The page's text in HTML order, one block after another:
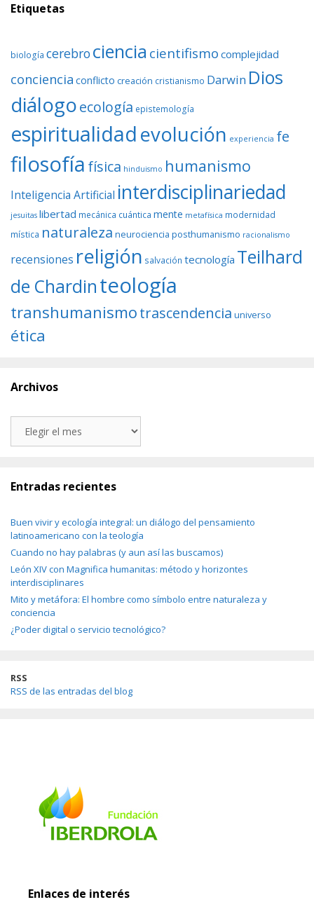
Etiquetas
biología cerebro ciencia cientifismo complejidad
conciencia conflicto creación cristianismo Darwin Dios
diálogoecología epistemología
espiritualidadevolución experiencia fe
filosofía física hinduismo humanismo
Inteligencia Artificial interdisciplinariedad
jesuitas libertad mecánica cuántica mente metafísica modernidad
mística naturaleza neurociencia posthumanismo racionalismo
recensiones religión salvación tecnología Teilhard
de Chardinteología
transhumanismotrascendencia universo
ética
Archivos
Entradas recientes
Buen vivir y ecología integral: un diálogo del pensamiento
latinoamericano con la teología
Cuando no hay palabras (y aun así las buscamos)
León XIV con Magnifica humanitas: método y horizontes
interdisciplinares
Mito y metáfora: El hombre como símbolo entre naturaleza y
conciencia
¿Poder digital o servicio tecnológico?
RSS
RSS de las entradas del blog
Enlaces de interés